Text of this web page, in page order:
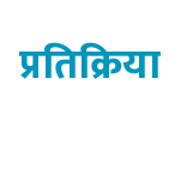
प्रतिक्रिया